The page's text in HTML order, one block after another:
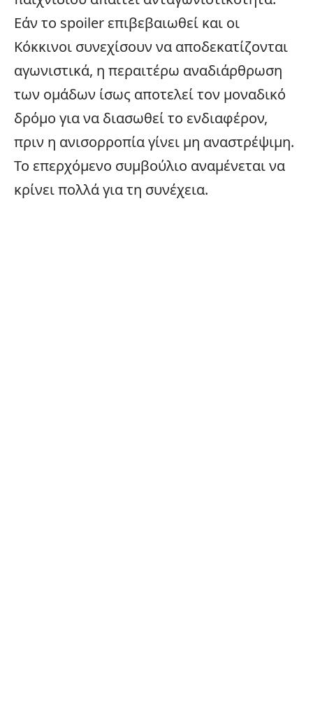
Εάν το spoiler επιβεβαιωθεί και οι
Κόκκινοι συνεχίσουν να αποδεκατίζονται
αγωνιστικά, η περαιτέρω αναδιάρθρωση
των ομάδων ίσως αποτελεί τον μοναδικό
δρόμο για να διασωθεί το ενδιαφέρον,
πριν η ανισορροπία γίνει μη αναστρέψιμη.
Το επερχόμενο συμβούλιο αναμένεται να
κρίνει πολλά για τη συνέχεια.